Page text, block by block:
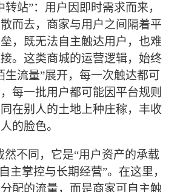
转站”：用户因即时需求而来，
而去，商家与用户之间隔着平
，既无法自主触达用户，也难
。这类商城的运营逻辑，始终
生流量”展开，每一次触达都可
每一批用户都可能因平台规则
在别人的土地上种庄稼，丰收
的脸色。
然不同，它是“用户资产的承载
主掌控与长期经营”。在这里，
配的流量，而是商家可自主触